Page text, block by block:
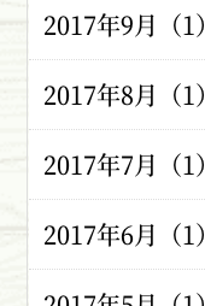
2017年9月（1）
2017年8月（1）
2017年7月（1）
2017年6月（1）